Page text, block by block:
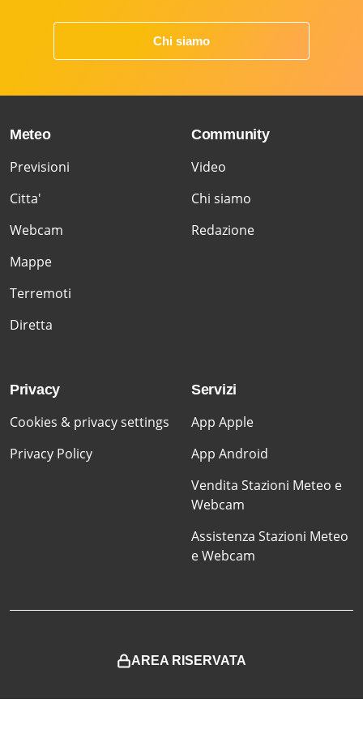
Chi siamo
Meteo
Previsioni
Citta'
Webcam
Mappe
Terremoti
Diretta
Community
Video
Chi siamo
Redazione
Privacy
Cookies & privacy settings
Privacy Policy
Servizi
App Apple
App Android
Vendita Stazioni Meteo e
Webcam
Assistenza Stazioni Meteo
e Webcam
AREA RISERVATA